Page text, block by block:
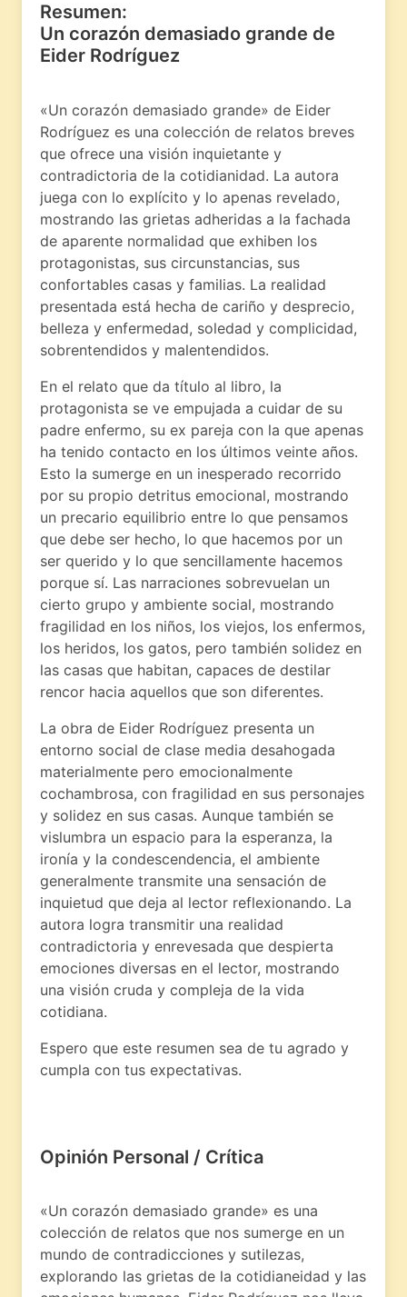
Resumen:
Un corazón demasiado grande de
Eider Rodríguez
«Un corazón demasiado grande» de Eider
Rodríguez es una colección de relatos breves
que ofrece una visión inquietante y
contradictoria de la cotidianidad. La autora
juega con lo explícito y lo apenas revelado,
mostrando las grietas adheridas a la fachada
de aparente normalidad que exhiben los
protagonistas, sus circunstancias, sus
confortables casas y familias. La realidad
presentada está hecha de cariño y desprecio,
belleza y enfermedad, soledad y complicidad,
sobrentendidos y malentendidos.
En el relato que da título al libro, la
protagonista se ve empujada a cuidar de su
padre enfermo, su ex pareja con la que apenas
ha tenido contacto en los últimos veinte años.
Esto la sumerge en un inesperado recorrido
por su propio detritus emocional, mostrando
un precario equilibrio entre lo que pensamos
que debe ser hecho, lo que hacemos por un
ser querido y lo que sencillamente hacemos
porque sí. Las narraciones sobrevuelan un
cierto grupo y ambiente social, mostrando
fragilidad en los niños, los viejos, los enfermos,
los heridos, los gatos, pero también solidez en
las casas que habitan, capaces de destilar
rencor hacia aquellos que son diferentes.
La obra de Eider Rodríguez presenta un
entorno social de clase media desahogada
materialmente pero emocionalmente
cochambrosa, con fragilidad en sus personajes
y solidez en sus casas. Aunque también se
vislumbra un espacio para la esperanza, la
ironía y la condescendencia, el ambiente
generalmente transmite una sensación de
inquietud que deja al lector reflexionando. La
autora logra transmitir una realidad
contradictoria y enrevesada que despierta
emociones diversas en el lector, mostrando
una visión cruda y compleja de la vida
cotidiana.
Espero que este resumen sea de tu agrado y
cumpla con tus expectativas.
Opinión Personal / Crítica
«Un corazón demasiado grande» es una
colección de relatos que nos sumerge en un
mundo de contradicciones y sutilezas,
explorando las grietas de la cotidianeidad y las